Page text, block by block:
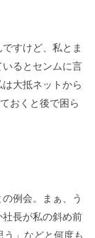
すけど、私とま
るとセンムに言
大抵ネットから
おくと後で困ら
例会。まぁ、う
長が私の斜め前
」などと何度も